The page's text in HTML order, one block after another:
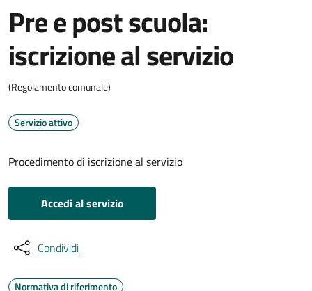
Pre e post scuola:
iscrizione al servizio
(Regolamento comunale)
Servizio attivo
Procedimento di iscrizione al servizio
Accedi al servizio
Condividi
Normativa di riferimento